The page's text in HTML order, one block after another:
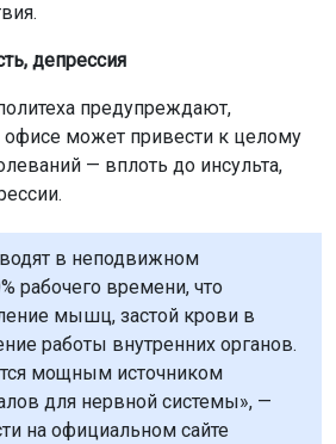
депрессия
предупреждают,
офисе может привести к целому
— вплоть до инсульта,
в неподвижном
рабочего времени, что
мышц, застой крови в
работы внутренних органов.
мощным источником
для нервной системы», —
на официальном сайте